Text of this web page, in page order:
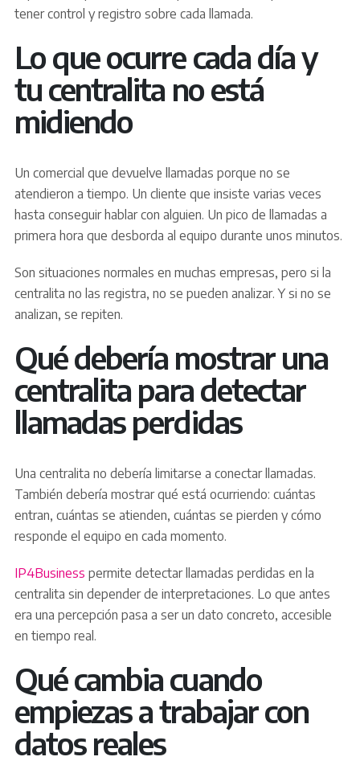
tener control y registro sobre cada llamada.
Lo que ocurre cada día y
tu centralita no está
midiendo
Un comercial que devuelve llamadas porque no se
atendieron a tiempo. Un cliente que insiste varias veces
hasta conseguir hablar con alguien. Un pico de llamadas a
primera hora que desborda al equipo durante unos minutos.
Son situaciones normales en muchas empresas, pero si la
centralita no las registra, no se pueden analizar. Y si no se
analizan, se repiten.
Qué debería mostrar una
centralita para detectar
llamadas perdidas
Una centralita no debería limitarse a conectar llamadas.
También debería mostrar qué está ocurriendo: cuántas
entran, cuántas se atienden, cuántas se pierden y cómo
responde el equipo en cada momento.
IP4Business permite detectar llamadas perdidas en la
centralita sin depender de interpretaciones. Lo que antes
era una percepción pasa a ser un dato concreto, accesible
en tiempo real.
Qué cambia cuando
empiezas a trabajar con
datos reales